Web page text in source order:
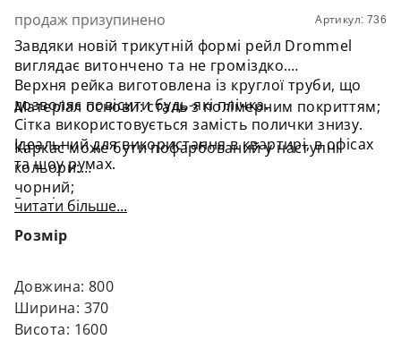
Артикул: 736
продаж призупинено
Завдяки новій трикутній формі рейл Drommel
виглядає витончено та не громіздко.
​Верхня рейка виготовлена із круглої труби, що
дозволяє повісити будь-які плічка.
Сітка використовується замість полички знизу.
Ідеальний для використання в квартирі, в офісах
та шоу румах.
Розмір:
​великий : 1600х1110х370мм
​Матеріал основи: сталь з полімерним покриттям;
Каркас може бути пофарбований у наступні
кольори:
чорний;
білий;
читати більше...
Розмір
Довжина: 800
Ширина: 370
Висота: 1600